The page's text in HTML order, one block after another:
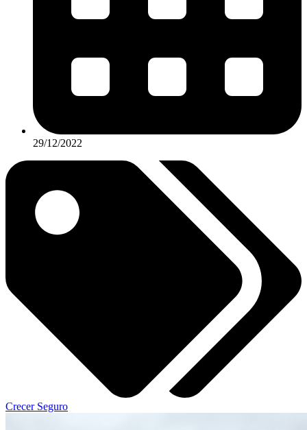
29/12/2022
Crecer Seguro